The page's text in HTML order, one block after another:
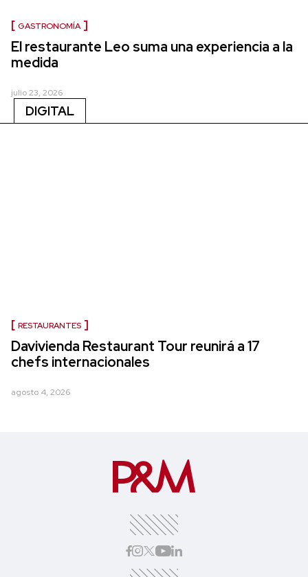
GASTRONOMÍA
El restaurante Leo suma una experiencia a la
medida
julio 23, 2026
DIGITAL
RESTAURANTES
Davivienda Restaurant Tour reunirá a 17
chefs internacionales
agosto 4, 2026